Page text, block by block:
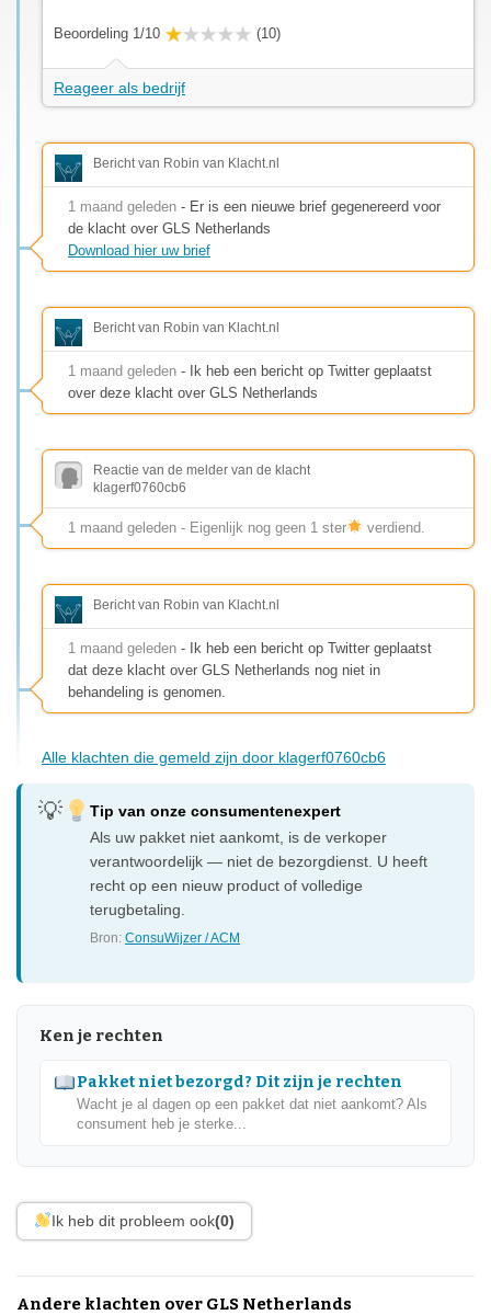
Beoordeling 1/10 (10)
Reageer als bedrijf
Bericht van Robin van Klacht.nl
1 maand geleden - Er is een nieuwe brief gegenereerd voor
de klacht over GLS Netherlands
Download hier uw brief
Bericht van Robin van Klacht.nl
1 maand geleden - Ik heb een bericht op Twitter geplaatst
over deze klacht over GLS Netherlands
Reactie van de melder van de klacht
klagerf0760cb6
1 maand geleden - Eigenlijk nog geen 1 ster verdiend.
Bericht van Robin van Klacht.nl
1 maand geleden - Ik heb een bericht op Twitter geplaatst
dat deze klacht over GLS Netherlands nog niet in
behandeling is genomen.
Alle klachten die gemeld zijn door klagerf0760cb6
Tip van onze consumentenexpert
Als uw pakket niet aankomt, is de verkoper
verantwoordelijk — niet de bezorgdienst. U heeft
recht op een nieuw product of volledige
terugbetaling.
Bron:ConsuWijzer / ACM
Ken je rechten
Pakket niet bezorgd? Dit zijn je rechten
Wacht je al dagen op een pakket dat niet aankomt? Als
consument heb je sterke...
Ik heb dit probleem ook(0)
Andere klachten over GLS Netherlands